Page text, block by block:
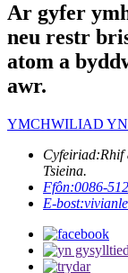
Ar gyfer
neu restr
atom a
awr.
YMCHWILIAD YN
Cyfeiriad:Rhif
Tsieina.
Ffôn:0086-
E-bost: